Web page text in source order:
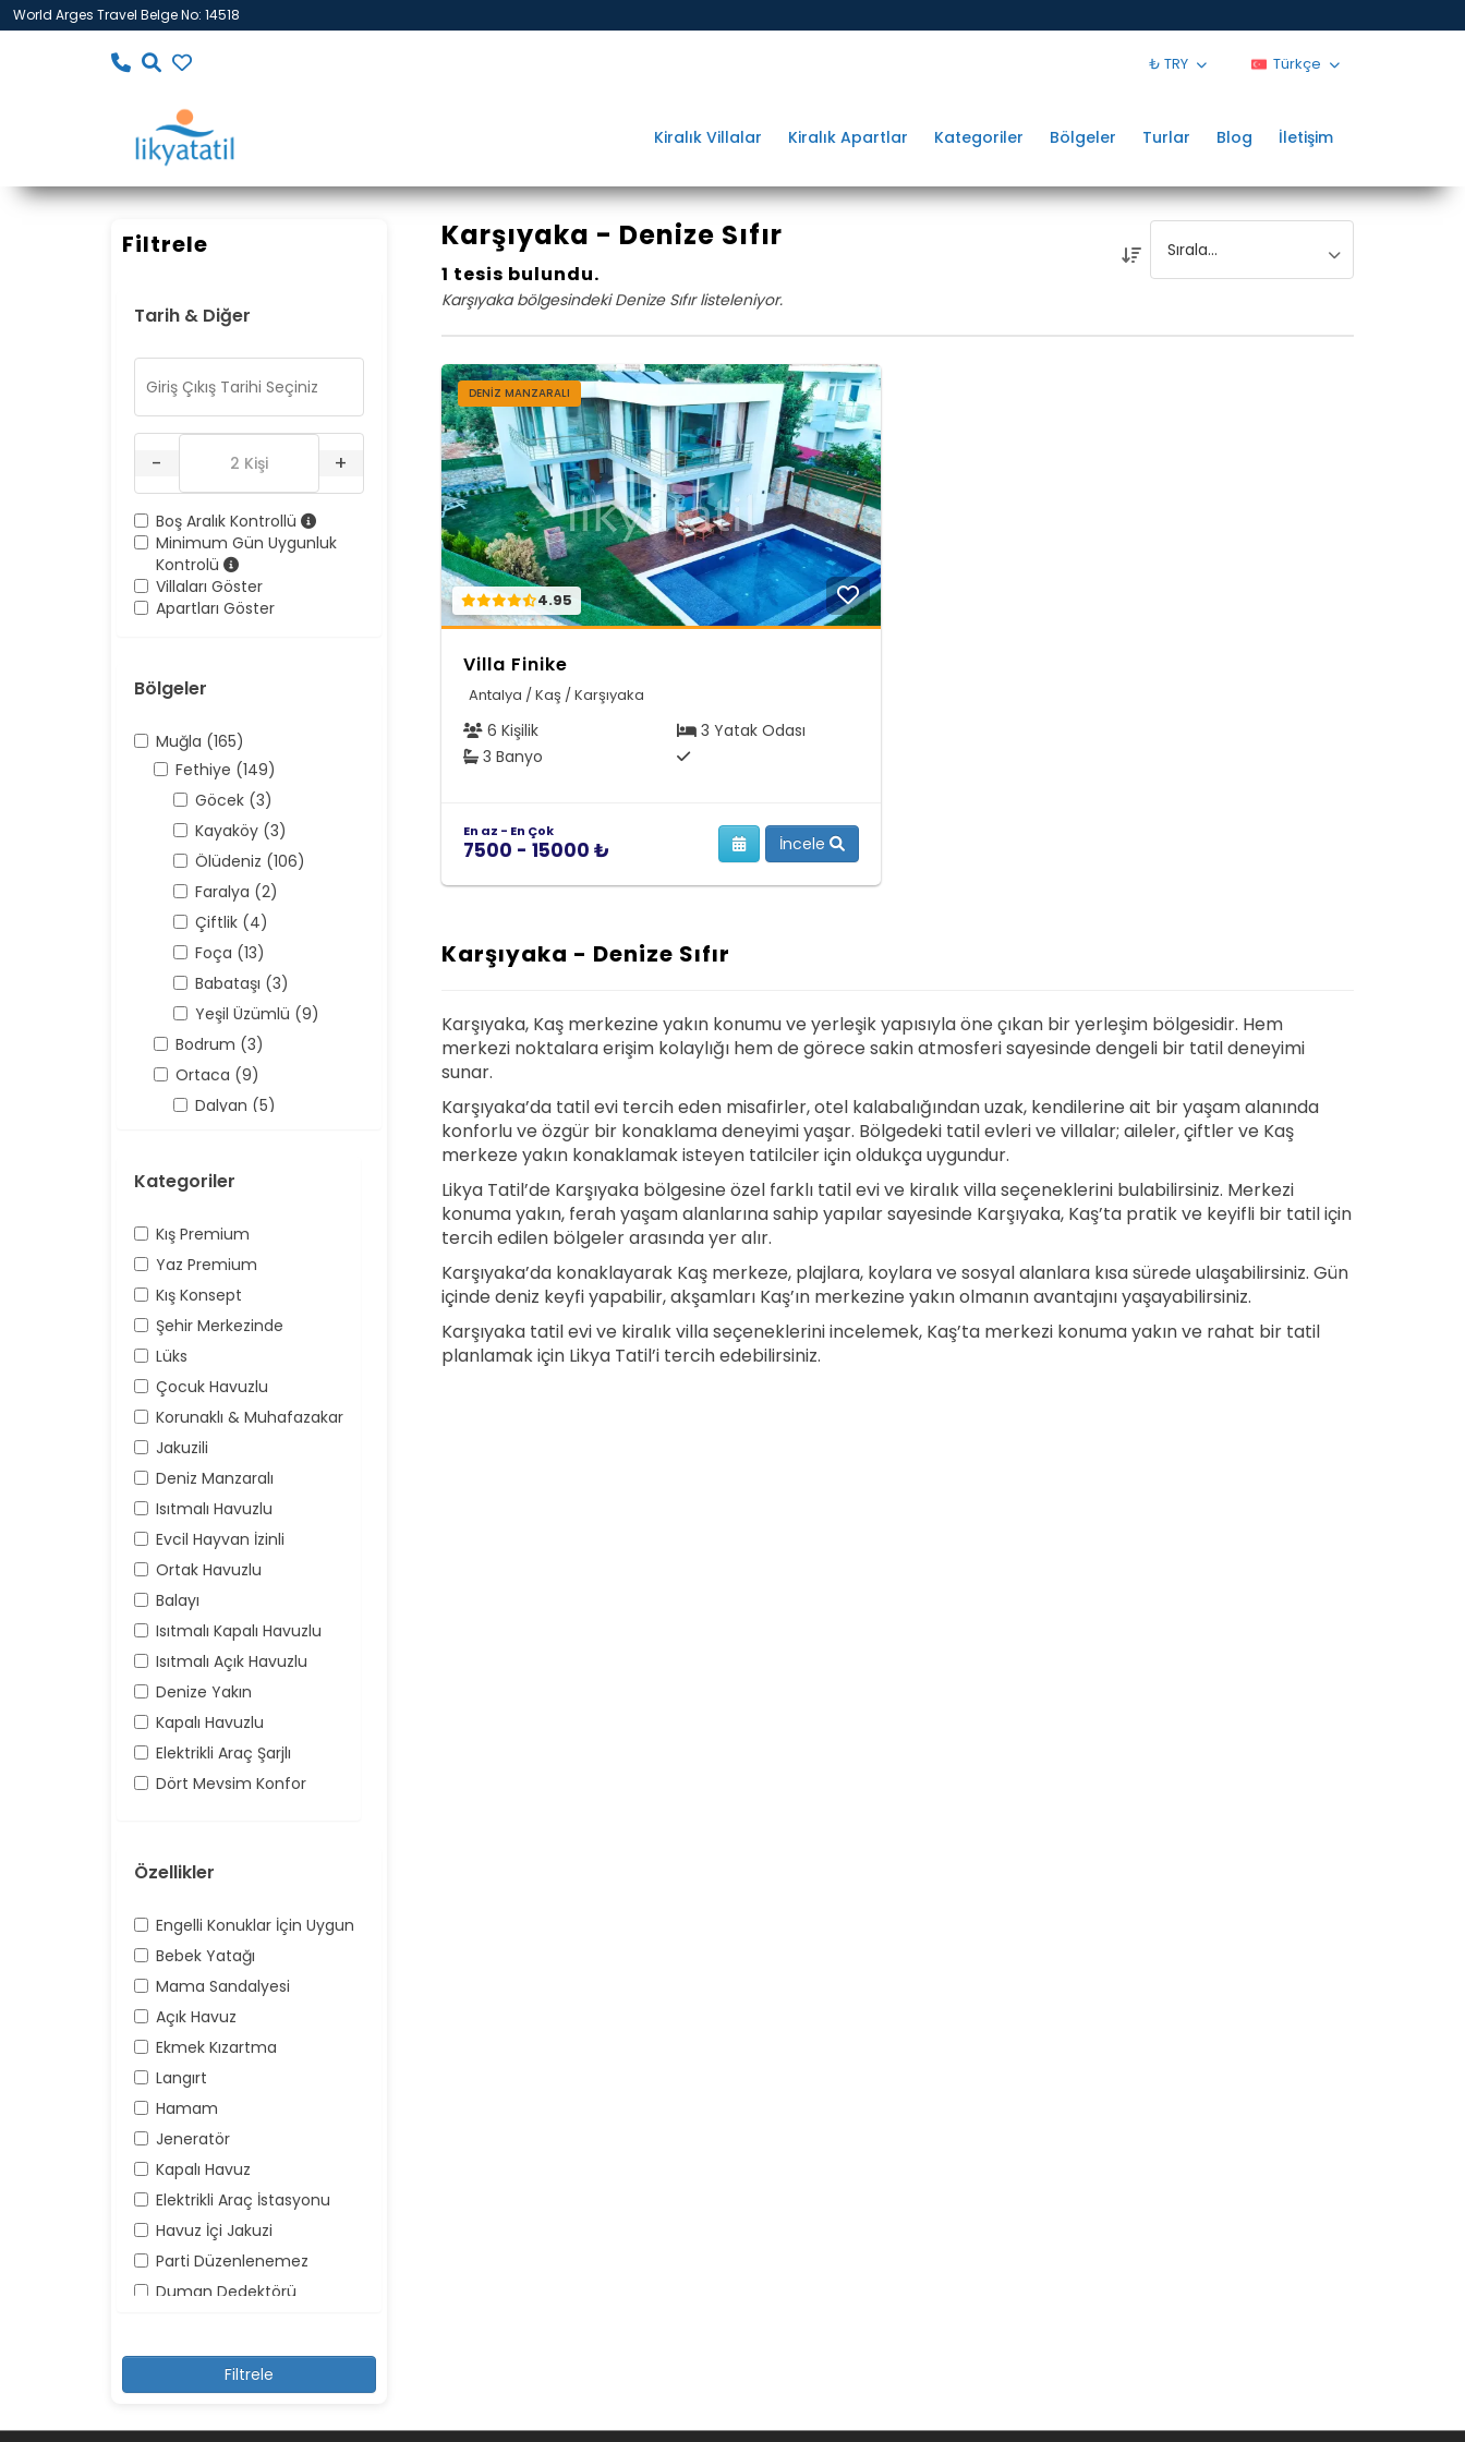
World Arges Travel Belge No: 14518
₺ TRY Türkçe
Kiralık Villalar Kiralık Apartlar Kategoriler Bölgeler Turlar Blog İletişim
Filtrele
Tarih & Diğer
- +
Boş Aralık Kontrollü
Minimum Gün Uygunluk
Kontrolü
Villaları Göster
Apartları Göster
Bölgeler
Muğla (165)
Fethiye (149)
Göcek (3)
Kayaköy (3)
Ölüdeniz (106)
Faralya (2)
Çiftlik (4)
Foça (13)
Babataşı (3)
Yeşil Üzümlü (9)
Bodrum (3)
Ortaca (9)
Dalyan (5)
Üzümlü (16)
Kategoriler
Kış Premium
Yaz Premium
Kış Konsept
Şehir Merkezinde
Lüks
Çocuk Havuzlu
Korunaklı & Muhafazakar
Jakuzili
Deniz Manzaralı
Isıtmalı Havuzlu
Evcil Hayvan İzinli
Ortak Havuzlu
Balayı
Isıtmalı Kapalı Havuzlu
Isıtmalı Açık Havuzlu
Denize Yakın
Kapalı Havuzlu
Elektrikli Araç Şarjlı
Dört Mevsim Konfor
Özellikler
Engelli Konuklar İçin Uygun
Bebek Yatağı
Mama Sandalyesi
Açık Havuz
Ekmek Kızartma
Langırt
Hamam
Jeneratör
Kapalı Havuz
Elektrikli Araç İstasyonu
Havuz İçi Jakuzi
Parti Düzenlenemez
Duman Dedektörü
Yüksek Ses Yapılamaz
Kayıt Dışı Misafir Kabul
Şemsiye ve Şezlonglar
Karşıyaka - Denize Sıfır
1 tesis bulundu.
Karşıyaka bölgesindeki Denize Sıfır listeleniyor.
DENIZ MANZARALI
4.95
Villa Finike
Antalya / Kaş / Karşıyaka
6 Kişilik
3 Yatak Odası
3 Banyo
En az - En Çok
7500 - 15000 ₺ İncele
Karşıyaka - Denize Sıfır
Karşıyaka, Kaş merkezine yakın konumu ve yerleşik yapısıyla öne çıkan bir yerleşim bölgesidir. Hem
merkezi noktalara erişim kolaylığı hem de görece sakin atmosferi sayesinde dengeli bir tatil deneyimi
sunar.
Karşıyaka’da tatil evi tercih eden misafirler, otel kalabalığından uzak, kendilerine ait bir yaşam alanında
konforlu ve özgür bir konaklama deneyimi yaşar. Bölgedeki tatil evleri ve villalar; aileler, çiftler ve Kaş
merkeze yakın konaklamak isteyen tatilciler için oldukça uygundur.
Likya Tatil’de Karşıyaka bölgesine özel farklı tatil evi ve kiralık villa seçeneklerini bulabilirsiniz. Merkezi
konuma yakın, ferah yaşam alanlarına sahip yapılar sayesinde Karşıyaka, Kaş’ta pratik ve keyifli bir tatil için
tercih edilen bölgeler arasında yer alır.
Karşıyaka’da konaklayarak Kaş merkeze, plajlara, koylara ve sosyal alanlara kısa sürede ulaşabilirsiniz. Gün
içinde deniz keyfi yapabilir, akşamları Kaş’ın merkezine yakın olmanın avantajını yaşayabilirsiniz.
Karşıyaka tatil evi ve kiralık villa seçeneklerini incelemek, Kaş’ta merkezi konuma yakın ve rahat bir tatil
planlamak için Likya Tatil’i tercih edebilirsiniz.